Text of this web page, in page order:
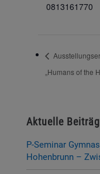
0813161770
„Humans of the
Aktuelle
P-Seminar
Hohenbrunn –